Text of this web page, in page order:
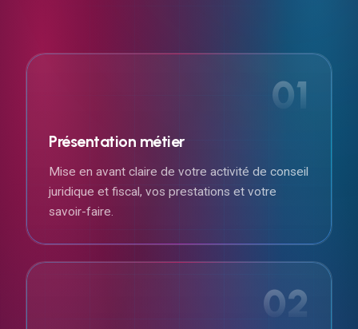
01
Présentation métier
Mise en avant claire de votre activité de conseil
juridique et fiscal, vos prestations et votre
savoir-faire.
02